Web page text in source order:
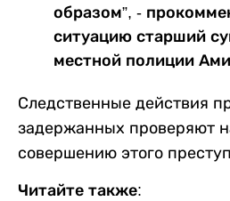
образом”, -
ситуацию старший
местной полиции
Следственные действия
задержанных проверяют
совершению этого
Читайте также: